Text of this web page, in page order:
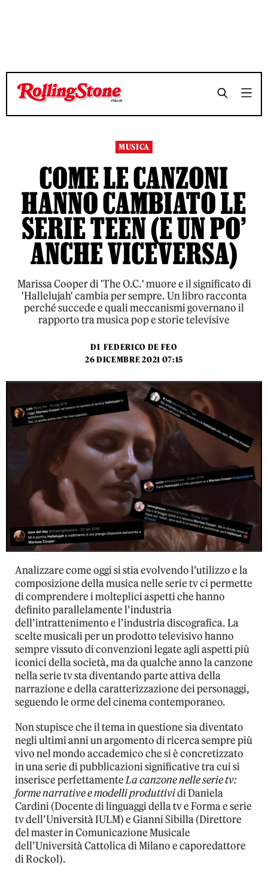
TEMPO DI LETTURA 8 MINUTI SHARE
TEMPO DI LETTURA 8 MINUTI SHARE
MUSICA
COME LE CANZONI
HANNO CAMBIATO LE
SERIE TEEN (E UN PO’
ANCHE VICEVERSA)
Marissa Cooper di 'The O.C.' muore e il significato di
'Hallelujah' cambia per sempre. Un libro racconta
perché succede e quali meccanismi governano il
rapporto tra musica pop e storie televisive
DI FEDERICO DE FEO
26 DICEMBRE 2021 07:15
Analizzare come oggi si stia evolvendo l’utilizzo e la
composizione della musica nelle serie tv ci permette
di comprendere i molteplici aspetti che hanno
definito parallelamente l’industria
dell’intrattenimento e l’industria discografica. La
scelte musicali per un prodotto televisivo hanno
sempre vissuto di convenzioni legate agli aspetti più
iconici della società, ma da qualche anno la canzone
nella serie tv sta diventando parte attiva della
narrazione e della caratterizzazione dei personaggi,
seguendo le orme del cinema contemporaneo.
Non stupisce che il tema in questione sia diventato
negli ultimi anni un argomento di ricerca sempre più
vivo nel mondo accademico che si è concretizzato
in una serie di pubblicazioni significative tra cui si
inserisce perfettamenteLa canzone nelle serie tv:
forme narrative e modelli produttividi Daniela
Cardini (Docente di linguaggi della tv e Forma e serie
tv dell’Università IULM) e Gianni Sibilla (Direttore
del master in Comunicazione Musicale
dell’Università Cattolica di Milano e caporedattore
di Rockol).